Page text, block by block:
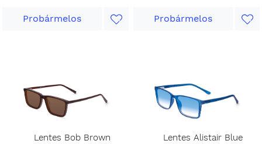
Probármelos Probármelos
Lentes Bob Brown
Lentes Alistair Blue